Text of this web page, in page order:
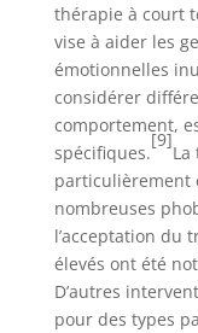
thérapie à court
vise à aider les
émotionnelles
considérer
comportement,
spécifiques.
[9]
La
particulièrement
nombreuses
l’acceptation du
élevés ont été
D’autres
pour des types